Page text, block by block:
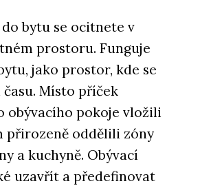
bytu se ocitnete v
prostoru. Funguje
jako prostor, kde se
Místo příček
obývacího pokoje vložili
přirozeně oddělili zóny
a kuchyně. Obývací
uzavřít a předefinovat